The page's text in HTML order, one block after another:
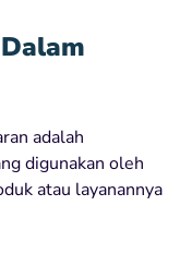
adalah
digunakan oleh
atau layanannya